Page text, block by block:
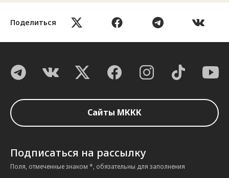
Поделиться
Сайты МККК
Подписаться на рассылку
Поля, отмеченные знаком *, обязательны для заполнения